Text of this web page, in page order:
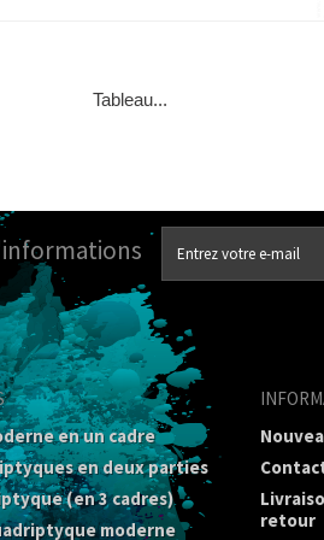
Tableau...
en un cadre
en deux parties
(en 3 cadres)
moderne
retour